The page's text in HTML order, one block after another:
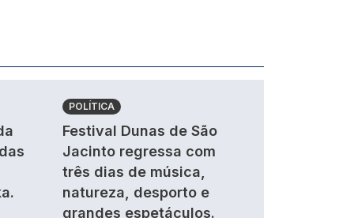
POLÍTICA
Festival Dunas de São
Jacinto regressa com
três dias de música,
natureza, desporto e
grandes espetáculos.